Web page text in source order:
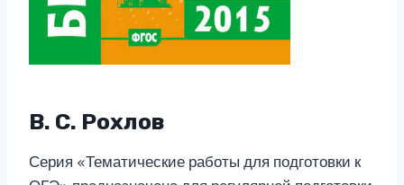
В. С. Рохлов
Серия «Тематические работы для подготовки к